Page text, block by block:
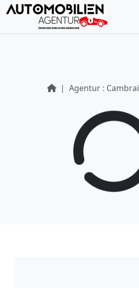
Agentur : Cambrai